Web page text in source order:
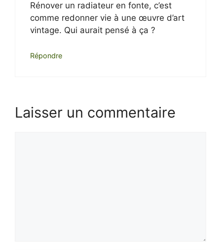
Rénover un radiateur en fonte, c’est
comme redonner vie à une œuvre d’art
vintage. Qui aurait pensé à ça ?
Répondre
Laisser un commentaire